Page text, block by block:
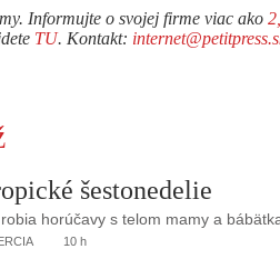
Informujte o svojej firme viac ako
TU. Kontakt:
šestonedelie
horúčavy s telom mamy a
10 h